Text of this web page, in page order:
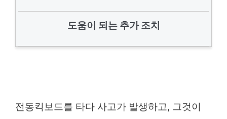
도움이 되는 추가 조치
전동킥보드를 타다 사고가 발생하고, 그것이